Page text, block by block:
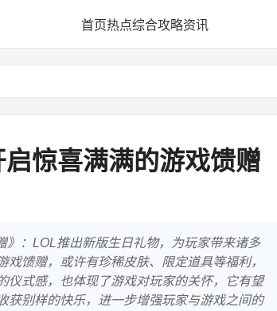
首页热点综合攻略资讯
惊喜满满的游戏馈赠
》：LOL推出新版生日礼物，为玩家带来诸多
馈赠，或许有珍稀皮肤、限定道具等福利，
仪式感，也体现了游戏对玩家的关怀，它有望
获别样的快乐，进一步增强玩家与游戏之间的